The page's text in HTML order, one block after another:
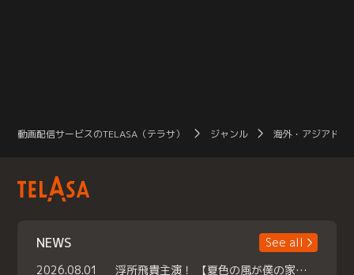
動画配信サービスのTELASA（テラサ） ジャンル 海外・アジアドラ
NEWS
See all
2026.08.01
浮所飛貴主演！ 【夏色の風が僕の家にやってきた】 本日よりテラサで独占配信スタート！